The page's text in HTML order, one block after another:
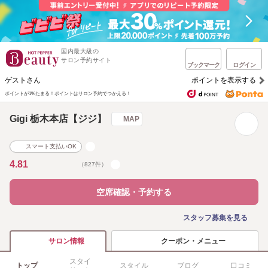
国内最大級の
サロン予約サイト
ブックマーク ログイン
ゲストさん ポイントを表示する
ポイントが1%たまる！ ポイントはサロン予約でつかえる！
Gigi 栃木本店【ジジ】 MAP
スマート支払いOK
4.81 （827件）
空席確認・予約する
スタッフ募集を見る
サロン情報 クーポン・メニュー
トップ
スタイ
スタイル ブログ 口コミ